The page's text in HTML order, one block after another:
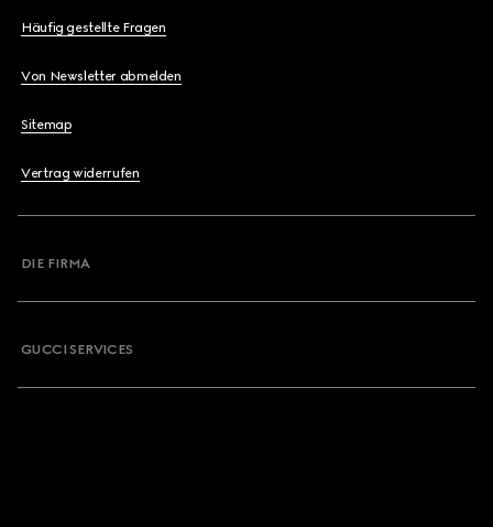
Häufig gestellte Fragen
Von Newsletter abmelden
Sitemap
Vertrag widerrufen
DIE FIRMA
GUCCI SERVICES